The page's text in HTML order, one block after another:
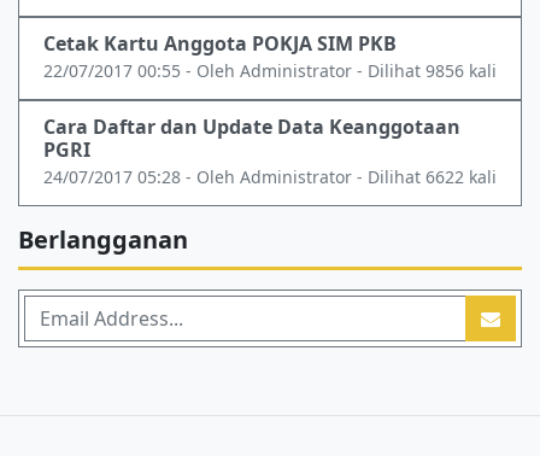
Cetak Kartu Anggota POKJA SIM PKB
22/07/2017 00:55 - Oleh Administrator - Dilihat 9856 kali
Cara Daftar dan Update Data Keanggotaan
PGRI
24/07/2017 05:28 - Oleh Administrator - Dilihat 6622 kali
Berlangganan